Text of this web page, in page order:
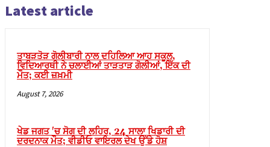
Latest article
ਤਾਬੜਤੋੜ ਗੋਲੀਬਾਰੀ ਨਾਲ ਦਹਿਲਿਆ ਆਹ ਸਕੂਲ,
ਵਿਦਿਆਰਥੀ ਨੇ ਚਲਾਈਆਂ ਤਾੜਤਾੜ ਗੋਲੀਆਂ, ਇੱਕ ਦੀ
ਮੌਤ; ਕਈ ਜ਼ਖ਼ਮੀ
August 7, 2026
ਖੇਡ ਜਗਤ 'ਚ ਸੋਗ ਦੀ ਲਹਿਰ, 24 ਸਾਲਾ ਖਿਡਾਰੀ ਦੀ
ਦਰਦਨਾਕ ਮੌਤ; ਵੀਡੀਓ ਵਾਇਰਲ ਦੇਖ ਉੱਡੇ ਹੋਸ਼